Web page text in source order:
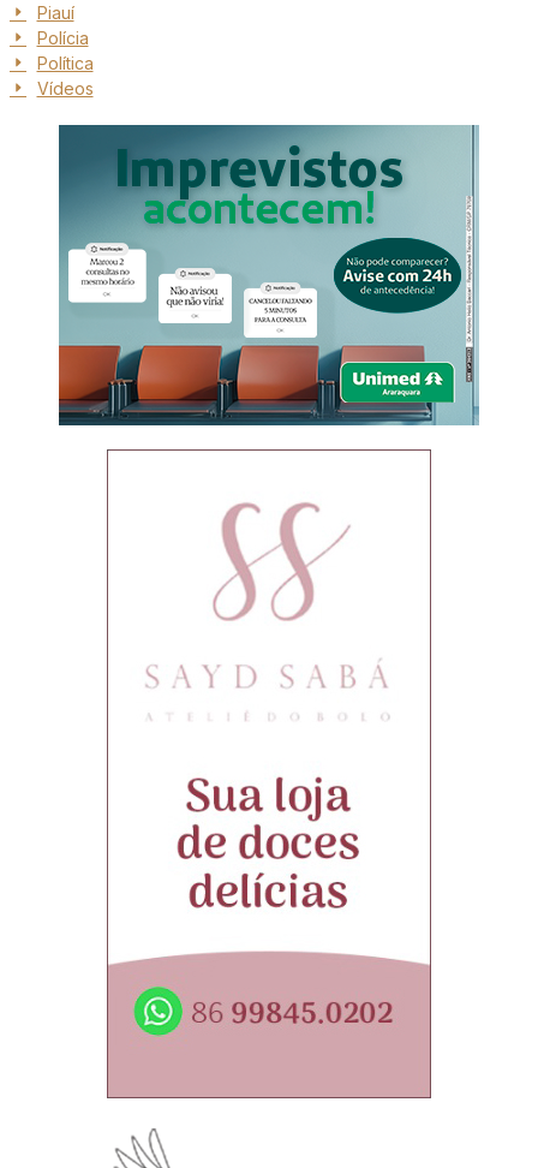
Piauí
Polícia
Política
Vídeos